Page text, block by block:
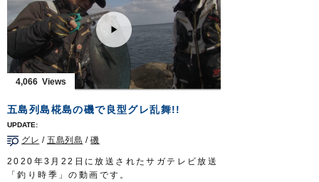
ル
メインライン：PE 1.5号（8本ヨリ）
リーダー：フロロ 40lb
ルアー：シンキングペンシル 95mm
フック：STX-45ZN#5
放送日 2019年10月6日
オーナーばりwebsite
http://www.owner.co.jp
ンボのダブルヒットからスタート。
大判カツオも飛び出し、無事リベンジ成功と
なりました。
https://youtu.be/cqKj-vwnuyc
■使用フック
ジガーミディアムブルーチェイサー
日 22時30分～22時45分放送
http://lure-us.com/
OWNERMOVIEhttp://ownertv.jp/
オーナーばりwebsite
http://www.owner.co.jp
4,066
五島列島椛島の磯で良型グレ乱舞!!
グレ /五島列島 /磯
2020年3月22日に放送されたサガテレビ放送
「釣り時季」の動画です。